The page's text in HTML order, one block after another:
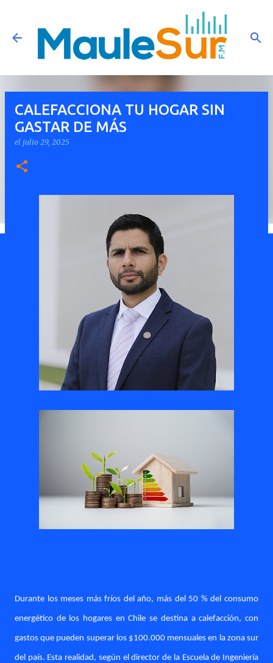
Ir al contenido principal
CALEFACCIONA TU HOGAR SIN
GASTAR DE MÁS
el julio 29, 2025
Durante los meses más fríos del año, más del 50 % del consumo
energético de los hogares en Chile se destina a calefacción, con
gastos que pueden superar los $100.000 mensuales en la zona sur
del país. Esta realidad, según el director de la Escuela de Ingeniería